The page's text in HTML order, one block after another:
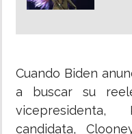
Cuando Biden
a buscar su
candidata,